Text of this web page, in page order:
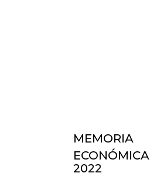
MEMORIA
ECONÓMICA
2022